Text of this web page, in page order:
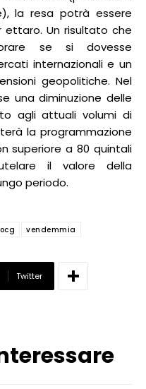
la resa potrà essere
Un risultato che
se si dovesse
internazionali e un
geopolitiche. Nel
una diminuzione delle
agli attuali volumi di
la programmazione
superiore a 80 quintali
il valore della
periodo.
vendemmia
Twitter